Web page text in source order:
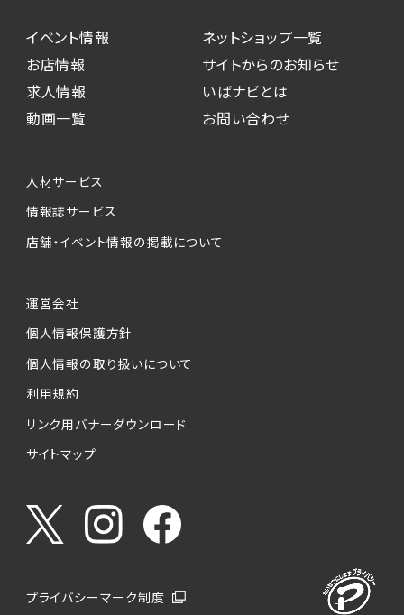
イベント情報
お店情報
求人情報
動画一覧
ネットショップ一覧
サイトからのお知らせ
いばナビとは
お問い合わせ
人材サービス
情報誌サービス
店舗・イベント情報の掲載について
運営会社
個人情報保護方針
個人情報の取り扱いについて
利用規約
リンク用バナーダウンロード
サイトマップ
プライバシーマーク制度